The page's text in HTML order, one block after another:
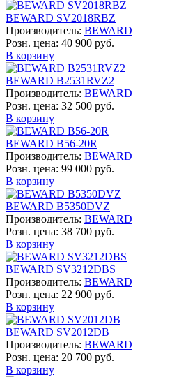
BEWARD SV2018RBZ
Производитель: BEWARD
Розн. цена: 40 900 руб.
В корзину
BEWARD B2531RVZ2
Производитель: BEWARD
Розн. цена: 32 500 руб.
В корзину
BEWARD B56-20R
Производитель: BEWARD
Розн. цена: 99 000 руб.
В корзину
BEWARD B5350DVZ
Производитель: BEWARD
Розн. цена: 38 700 руб.
В корзину
BEWARD SV3212DBS
Производитель: BEWARD
Розн. цена: 22 900 руб.
В корзину
BEWARD SV2012DB
Производитель: BEWARD
Розн. цена: 20 700 руб.
В корзину